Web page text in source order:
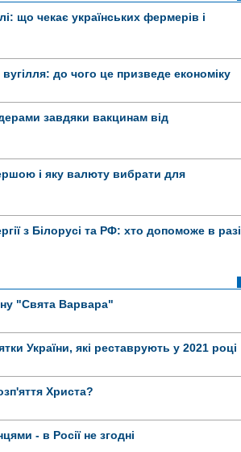
що чекає українських фермерів і
до чого це призведе економіку
завдяки вакцинам від
і яку валюту вибрати для
з Білорусі та РФ: хто допоможе в разі
"Свята Варвара"
України, які реставрують у 2021 році
Христа?
- в Росії не згодні